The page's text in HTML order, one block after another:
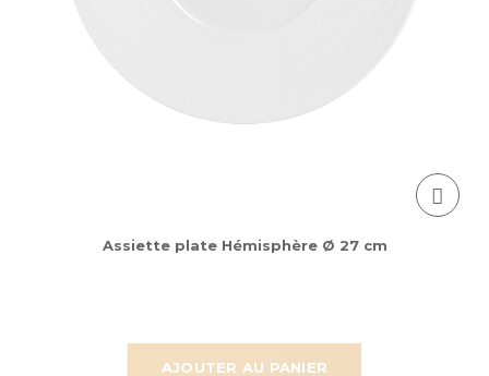
AJOUTER AU PANIER
Assiette plate Hémisphère Ø 27 cm